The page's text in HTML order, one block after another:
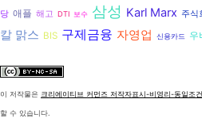
당 애플 해고 DTI 보수 삼성 Karl Marx 주식
칼 맑스 BIS 구제금융 자영업 신용카드 우
이 저작물은 크리에이티브 커먼즈 저작자표시-비영리-동일조
할 수 있습니다.